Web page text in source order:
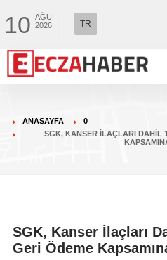
10 AĞU
2026
TR
ANASAYFA
0
SGK, KANSER İLAÇLARI DAHIL
SGK, Kanser İlaçları
Geri Ödeme